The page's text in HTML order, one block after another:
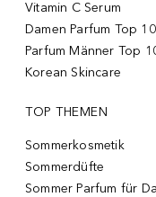
Vitamin C Serum
Damen Parfum Top 10
Parfum Männer Top
Korean Skincare
TOP THEMEN
Sommerkosmetik
Sommerdüfte
Sommer Parfum für